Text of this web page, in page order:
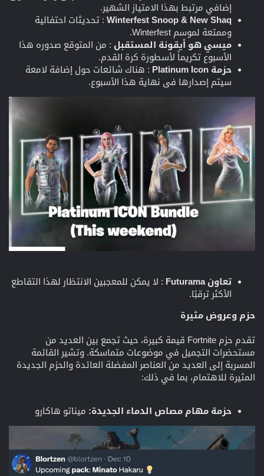
إضافي مرتبط بهذا الامتياز الشهير.
Winterfest Snoop & New Shaq : تحديثات احتفالية
وممتعة لموسم Winterfest.
ميسي هو أيقونة المستقبل : من المتوقع صدوره هذا
الأسبوع تكريماً لأسطورة كرة القدم.
حزمة Platinum Icon
: هناك شائعات حول إضافة لامعة
سيتم إصدارها في نهاية هذا الأسبوع.
تعاون Futurama
: لا يمكن للمعجبين الانتظار لهذا التقاطع
الأكثر ترقبًا.
حزم وعروض مثيرة
تقدم حزم Fortnite قيمة كبيرة، حيث تجمع بين العديد من
مستحضرات التجميل في موضوعات متماسكة. وتشير القائمة
المسربة إلى العديد من العناصر المفضلة العائدة والحزم الجديدة
المثيرة للاهتمام، بما في ذلك:
حزمة مهام مصاص الدماء الجديدة: ميناتو هاكارو